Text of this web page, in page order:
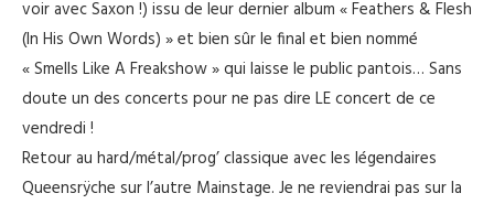
voir avec Saxon !) issu de leur dernier album « Feathers & Flesh
(In His Own Words) » et bien sûr le final et bien nommé
« Smells Like A Freakshow » qui laisse le public pantois… Sans
doute un des concerts pour ne pas dire LE concert de ce
vendredi !
Retour au hard/métal/prog’ classique avec les légendaires
Queensrÿche sur l’autre Mainstage. Je ne reviendrai pas sur la